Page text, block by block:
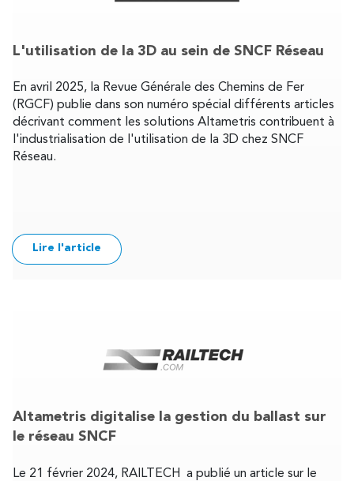
L'utilisation de la 3D au sein de SNCF Réseau
En avril 2025, la Revue Générale des Chemins de Fer
(RGCF) publie dans son numéro spécial différents articles
décrivant comment les solutions Altametris contribuent à
l'industrialisation de l'utilisation de la 3D chez SNCF
Réseau.
Lire l'article
Altametris digitalise la gestion du ballast sur
le réseau SNCF
Le 21 février 2024, RAILTECH a publié un article sur le